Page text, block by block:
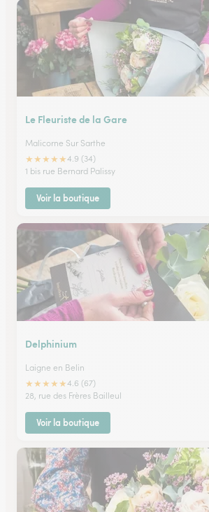
Le Fleuriste de la Gare
Malicorne Sur Sarthe
★★★★★4.9 (34)
1 bis rue Bernard Palissy
Voir la boutique
Delphinium
Laigne en Belin
★★★★★4.6 (67)
28, rue des Frères Bailleul
Voir la boutique